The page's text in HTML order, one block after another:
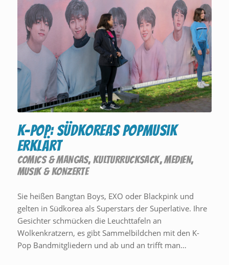
K-Pop: Südkoreas Popmusik
erklärt
COMICS & MANGAS, KULTURRUCKSACK,MEDIEN,
MUSIK & KONZERTE
Sie heißen Bangtan Boys, EXO oder Blackpink und
gelten in Südkorea als Superstars der Superlative. Ihre
Gesichter schmücken die Leuchttafeln an
Wolkenkratzern, es gibt Sammelbildchen mit den K-
Pop Bandmitgliedern und ab und an trifft man…